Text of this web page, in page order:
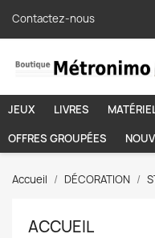
Contactez-nous
JEUX LIVRES
OFFRES GROUPÉES
Accueil DÉCORATION
ACCUEIL